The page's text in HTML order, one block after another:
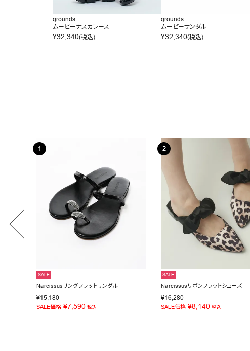
grounds
ムーピーナスカレース
¥32,340(税込)
grounds
ムーピーサンダル
¥32,340(税込)
SALE
Narcissusリングフラットサンダル
¥15,180
SALE価格 ¥7,590 税込
SALE
Narcissusリボンフラットシューズ
¥16,280
SALE価格 ¥8,140 税込